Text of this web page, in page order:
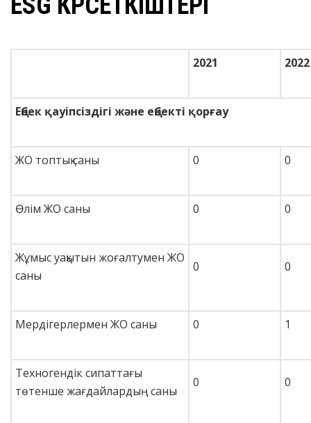
2021 2022
Еңбек қауіпсіздігі және еңбекті қорғау
ЖО топтық саны 0 0
Өлім ЖО саны 0 0
Жұмыс уақытын жоғалтумен ЖО
саны
0 0
Мердігерлермен ЖО саны 0 1
Техногендік сипаттағы
төтенше жағдайлардың саны
0 0